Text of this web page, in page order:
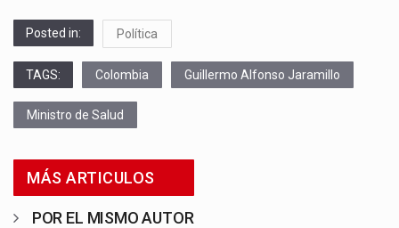
Posted in: Política
TAGS: Colombia Guillermo Alfonso Jaramillo
Ministro de Salud
MÁS ARTICULOS
POR EL MISMO AUTOR